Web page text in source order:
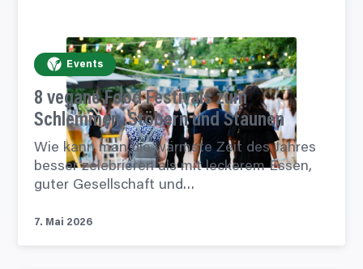
Events
8 vegane Food Festivals zum
Schlemmen, Stöbern und Staunen
Wie kann man die wärmste Zeit des Jahres
besser zelebrieren als mit leckerem Essen,
guter Gesellschaft und…
7. Mai 2026